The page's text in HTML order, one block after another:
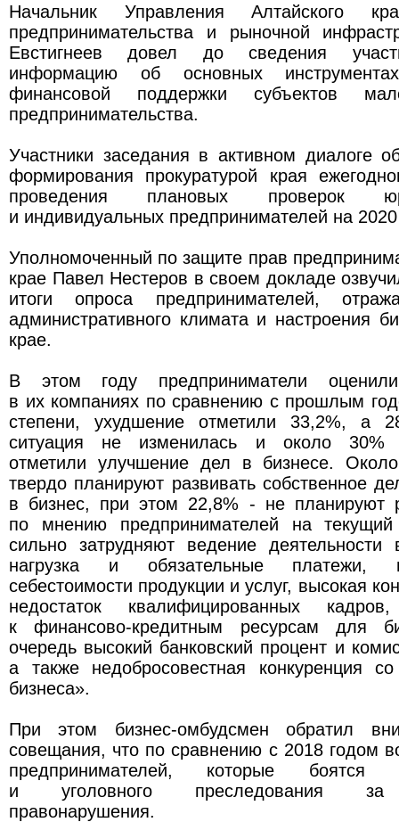
Начальник Управления Алтайского
предпринимательства и рыночной
Евстигнеев довел до сведения
информацию об основных инструментах
финансовой поддержки субъектов
предпринимательства.
Участники заседания в активном диалоге
формирования прокуратурой края
проведения плановых проверок
и индивидуальных предпринимателей на
Уполномоченный по защите прав
крае Павел Нестеров в своем докладе
итоги опроса предпринимателей,
административного климата и настроения
крае.
В этом году предприниматели
в их компаниях по сравнению с прошлым
степени, ухудшение отметили 33,2%, а
ситуация не изменилась и около 30%
отметили улучшение дел в бизнесе.
твердо планируют развивать собственное
в бизнес, при этом 22,8% - не планируют
по мнению предпринимателей на
сильно затрудняют ведение деятельности
нагрузка и обязательные платежи,
себестоимости продукции и услуг, высокая
недостаток квалифицированных
к финансово-кредитным ресурсам для
очередь высокий банковский процент и
а также недобросовестная конкуренция
бизнеса».
При этом бизнес-омбудсмен обратил
совещания, что по сравнению с 2018 годом
предпринимателей, которые боятся
и уголовного преследования за
правонарушения.